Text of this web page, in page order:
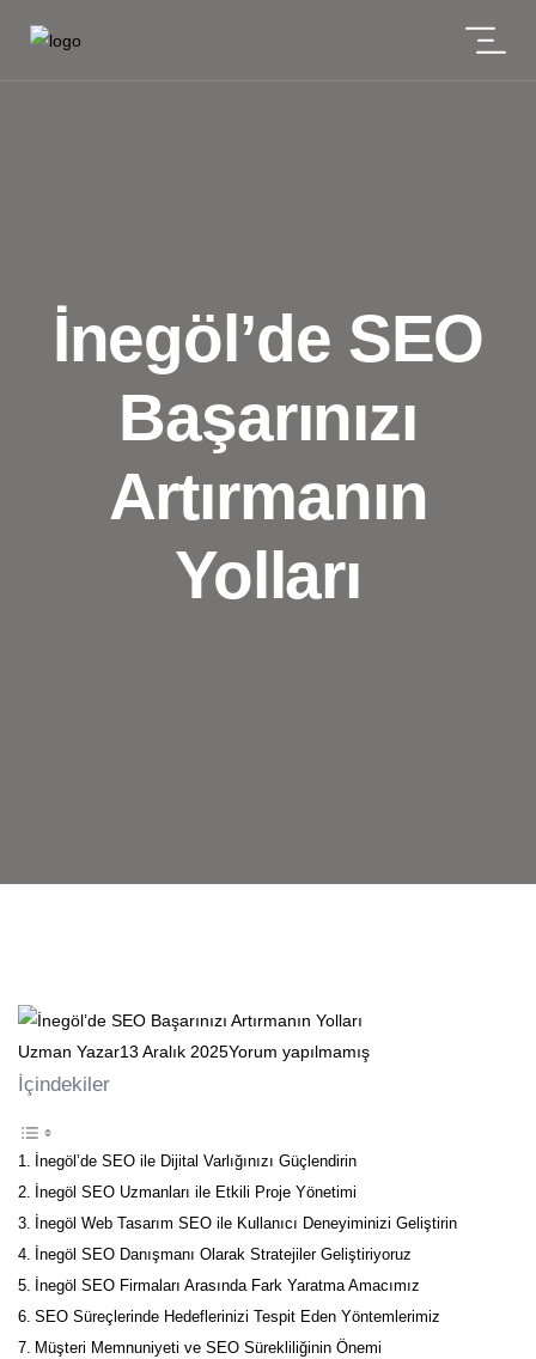
İnegöl’de SEO
Başarınızı
Artırmanın
Yolları
Uzman Yazar13 Aralık 2025Yorum yapılmamış
İçindekiler
İnegöl’de SEO ile Dijital Varlığınızı Güçlendirin
İnegöl SEO Uzmanları ile Etkili Proje Yönetimi
İnegöl Web Tasarım SEO ile Kullanıcı Deneyiminizi Geliştirin
İnegöl SEO Danışmanı Olarak Stratejiler Geliştiriyoruz
İnegöl SEO Firmaları Arasında Fark Yaratma Amacımız
SEO Süreçlerinde Hedeflerinizi Tespit Eden Yöntemlerimiz
Müşteri Memnuniyeti ve SEO Sürekliliğinin Önemi